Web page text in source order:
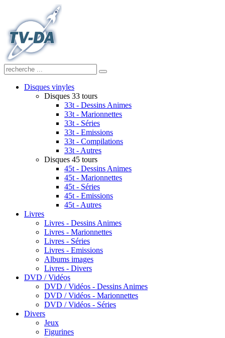
Disques vinyles
Disques 33 tours
33t - Dessins Animes
33t - Marionnettes
33t - Séries
33t - Emissions
33t - Compilations
33t - Autres
Disques 45 tours
45t - Dessins Animes
45t - Marionnettes
45t - Séries
45t - Emissions
45t - Autres
Livres
Livres - Dessins Animes
Livres - Marionnettes
Livres - Séries
Livres - Emissions
Albums images
Livres - Divers
DVD / Vidéos
DVD / Vidéos - Dessins Animes
DVD / Vidéos - Marionnettes
DVD / Vidéos - Séries
Divers
Jeux
Figurines